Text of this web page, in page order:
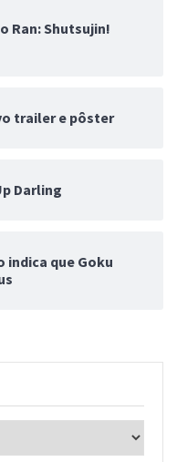
Ran: Shutsujin!
trailer e pôster
Darling
indica que Goku